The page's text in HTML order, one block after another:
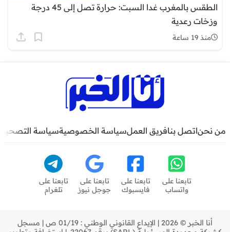
الطقس بالمغرب غدا السبت: حرارة تصل إلى 45 درجة
وزخات رعدية
منذ 19 ساعة
من نحناتصل بنافريق العملسياسة الخصوصيةسياسة التصحيح
تابعنا على
واتساب
تابعنا على
فايسبوك
تابعنا على
جوجل نيوز
تابعنا على
تلغرام
أنا الخبر © 2026 | الإيداع القانوني الوطني : 01/19 ص | مسجل